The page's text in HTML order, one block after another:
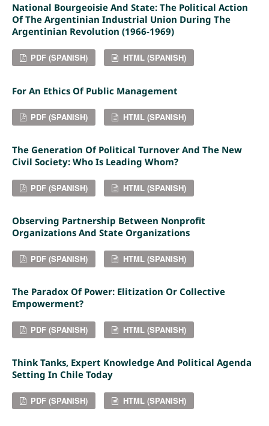
National Bourgeoisie And State: The Political Action
Of The Argentinian Industrial Union During The
Argentinian Revolution (1966-1969)
PDF (SPANISH) HTML (SPANISH)
For An Ethics Of Public Management
PDF (SPANISH) HTML (SPANISH)
The Generation Of Political Turnover And The New
Civil Society: Who Is Leading Whom?
PDF (SPANISH) HTML (SPANISH)
Observing Partnership Between Nonprofit
Organizations And State Organizations
PDF (SPANISH) HTML (SPANISH)
The Paradox Of Power: Elitization Or Collective
Empowerment?
PDF (SPANISH) HTML (SPANISH)
Think Tanks, Expert Knowledge And Political Agenda
Setting In Chile Today
PDF (SPANISH) HTML (SPANISH)